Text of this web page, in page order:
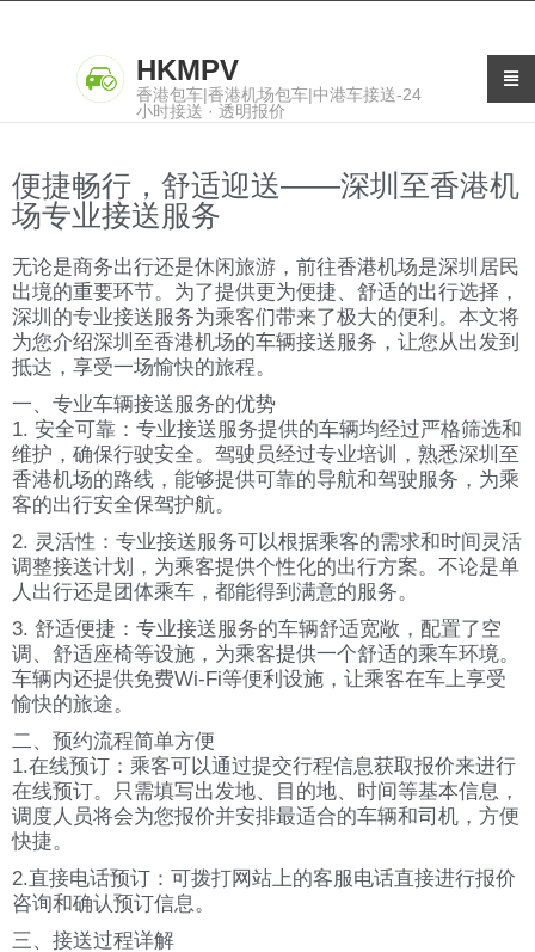
HKMPV
香港包车|香港机场包车|中港车接送-24
小时接送 · 透明报价
便捷畅行，舒适迎送——深圳至香港机
场专业接送服务
无论是商务出行还是休闲旅游，前往香港机场是深圳居民
出境的重要环节。为了提供更为便捷、舒适的出行选择，
深圳的专业接送服务为乘客们带来了极大的便利。本文将
为您介绍深圳至香港机场的车辆接送服务，让您从出发到
抵达，享受一场愉快的旅程。
一、专业车辆接送服务的优势
1. 安全可靠：专业接送服务提供的车辆均经过严格筛选和
维护，确保行驶安全。驾驶员经过专业培训，熟悉深圳至
香港机场的路线，能够提供可靠的导航和驾驶服务，为乘
客的出行安全保驾护航。
2. 灵活性：专业接送服务可以根据乘客的需求和时间灵活
调整接送计划，为乘客提供个性化的出行方案。不论是单
人出行还是团体乘车，都能得到满意的服务。
3. 舒适便捷：专业接送服务的车辆舒适宽敞，配置了空
调、舒适座椅等设施，为乘客提供一个舒适的乘车环境。
车辆内还提供免费Wi-Fi等便利设施，让乘客在车上享受
愉快的旅途。
二、预约流程简单方便
1.在线预订：乘客可以通过提交行程信息获取报价来进行
在线预订。只需填写出发地、目的地、时间等基本信息，
调度人员将会为您报价并安排最适合的车辆和司机，方便
快捷。
2.直接电话预订：可拨打网站上的客服电话直接进行报价
咨询和确认预订信息。
三、接送过程详解